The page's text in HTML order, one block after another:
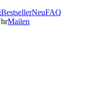
BestsellerNeuFAQ
Mailen